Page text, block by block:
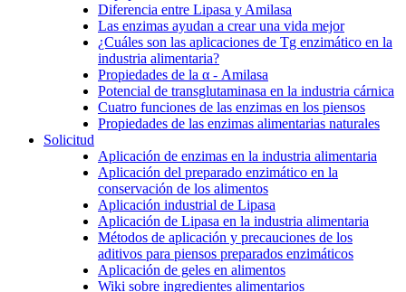
Diferencia entre Lipasa y Amilasa
Las enzimas ayudan a crear una vida mejor
¿Cuáles son las aplicaciones de Tg enzimático en la
industria alimentaria?
Propiedades de la α - Amilasa
Potencial de transglutaminasa en la industria cárnica
Cuatro funciones de las enzimas en los piensos
Propiedades de las enzimas alimentarias naturales
Solicitud
Aplicación de enzimas en la industria alimentaria
Aplicación del preparado enzimático en la
conservación de los alimentos
Aplicación industrial de Lipasa
Aplicación de Lipasa en la industria alimentaria
Métodos de aplicación y precauciones de los
aditivos para piensos preparados enzimáticos
Aplicación de geles en alimentos
Wiki sobre ingredientes alimentarios